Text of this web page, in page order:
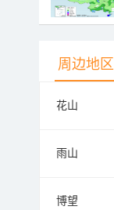
周边地区
花山
雨山
博望